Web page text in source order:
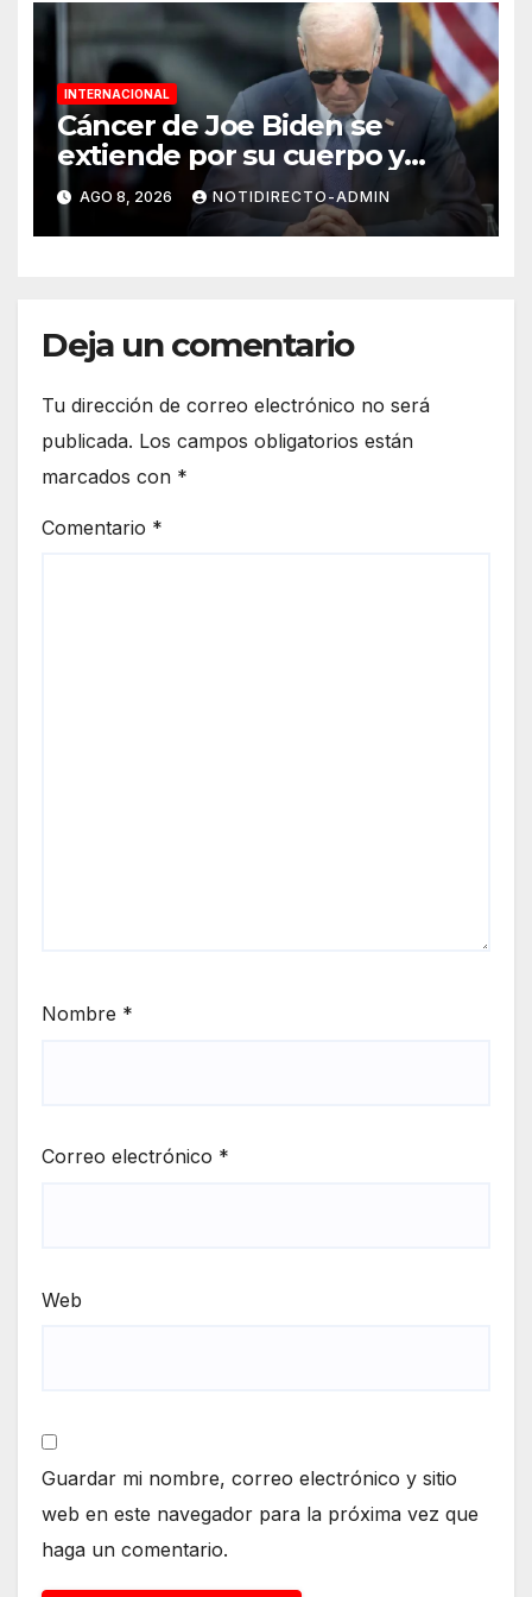
INTERNACIONAL
Cáncer de Joe Biden se
extiende por su cuerpo y
causa metástasis en sus
huesos, revela su hijo
AGO 8, 2026 NOTIDIRECTO-ADMIN
Deja un comentario
Tu dirección de correo electrónico no será
publicada. Los campos obligatorios están
marcados con *
Comentario *
Nombre *
Correo electrónico *
Web
Guardar mi nombre, correo electrónico y sitio
web en este navegador para la próxima vez que
haga un comentario.